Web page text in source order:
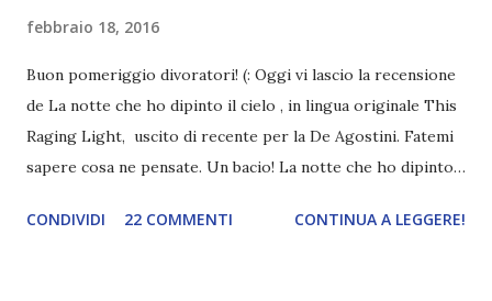
febbraio 18, 2016
Buon pomeriggio divoratori! (: Oggi vi lascio la recensione
de La notte che ho dipinto il cielo , in lingua originale This
Raging Light, uscito di recente per la De Agostini. Fatemi
sapere cosa ne pensate. Un bacio! La notte che ho dipinto
anni e una passione per l’arte, l’amore ha il volto della
CONDIVIDI 22 COMMENTI CONTINUA A LEGGERE!